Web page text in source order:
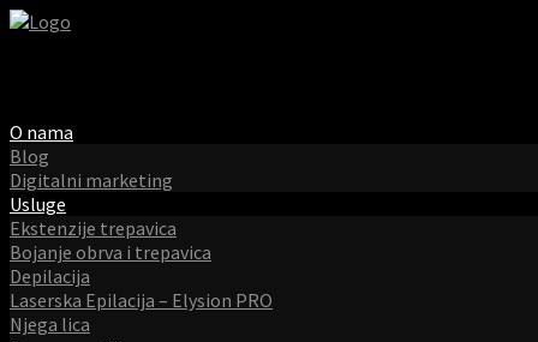
O nama
Blog
Digitalni marketing
Usluge
Ekstenzije trepavica
Bojanje obrva i trepavica
Depilacija
Laserska Epilacija – Elysion PRO
Njega lica